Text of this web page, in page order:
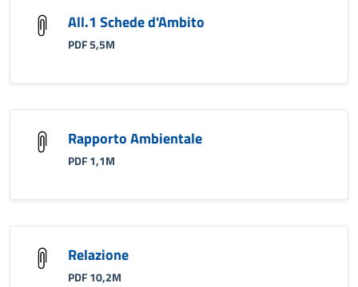
All.1 Schede d'Ambito
PDF 5,5M
Rapporto Ambientale
PDF 1,1M
Relazione
PDF 10,2M